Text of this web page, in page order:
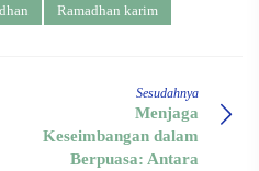
Ramadhan karim
Sesudahnya
Menjaga
Keseimbangan dalam
Berpuasa: Antara